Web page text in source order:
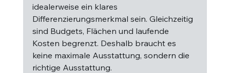
idealerweise ein klares
Differenzierungsmerkmal sein. Gleichzeitig
sind Budgets, Flächen und laufende
Kosten begrenzt. Deshalb braucht es
keine maximale Ausstattung, sondern die
richtige Ausstattung.